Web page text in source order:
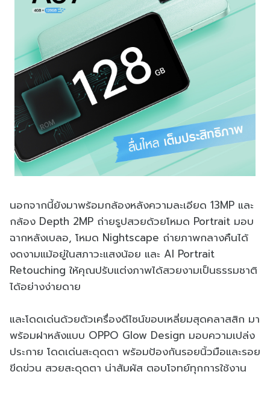
นอกจากนี้ยังมาพร้อมกล้องหลังความละเอียด 13MP และ
กล้อง Depth 2MP ถ่ายรูปสวยด้วยโหมด Portrait มอบ
ฉากหลังเบลอ, โหมด Nightscape ถ่ายภาพกลางคืนได้
งดงามแม้อยู่ในสภาวะแสงน้อย และ AI Portrait
Retouching ให้คุณปรับแต่งภาพได้สวยงามเป็นธรรมชาติ
ได้อย่างง่ายดาย
และโดดเด่นด้วยตัวเครื่องดีไซน์ขอบเหลี่ยมสุดคลาสสิก มา
พร้อมฝาหลังแบบ OPPO Glow Design มอบความเปล่ง
ประกาย โดดเด่นสะดุดตา พร้อมป้องกันรอยนิ้วมือและรอย
ขีดข่วน สวยสะดุดตา น่าสัมผัส ตอบโจทย์ทุกการใช้งาน